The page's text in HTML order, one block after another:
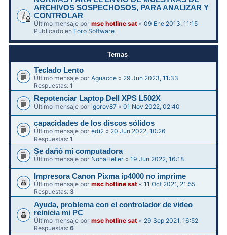
ARCHIVOS SOSPECHOSOS, PARA ANALIZAR Y
CONTROLAR
Último mensaje pormsc hotline sat «09 Ene 2013, 11:15
Publicado en Foro Software
Temas
Teclado Lento
Último mensaje porAguacce « 29 Jun 2023, 11:33
Respuestas:1
Repotenciar Laptop Dell XPS L502X
Último mensaje porigorov87 «01 Nov 2022, 02:40
capacidades de los discos sólidos
Último mensaje poredi2 « 20 Jun 2022, 10:26
Respuestas:1
Se dañó mi computadora
Último mensaje por NonaHeller «19 Jun 2022, 16:18
Impresora Canon Pixma ip4000 no imprime
Último mensaje pormsc hotline sat «11 Oct 2021, 21:55
Respuestas:3
Ayuda, problema con el controlador de video
reinicia mi PC
Último mensaje pormsc hotline sat « 29 Sep 2021, 16:52
Respuestas:6